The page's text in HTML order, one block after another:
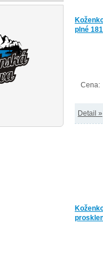
plné
Cena:
Detail »